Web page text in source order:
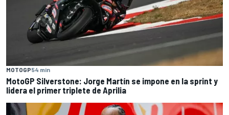
MOTOGP54 min
MotoGP Silverstone: Jorge Martín se impone en la sprint y
lidera el primer triplete de Aprilia